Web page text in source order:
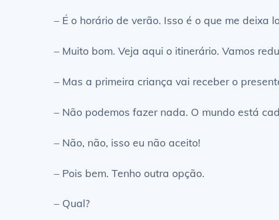
– É o horário de verão. Isso é o que me deixa
– Muito bom. Veja aqui o itinerário. Vamos
– Mas a primeira criança vai receber o
– Não podemos fazer nada. O mundo está
– Não, não, isso eu não aceito!
– Pois bem. Tenho outra opção.
– Qual?